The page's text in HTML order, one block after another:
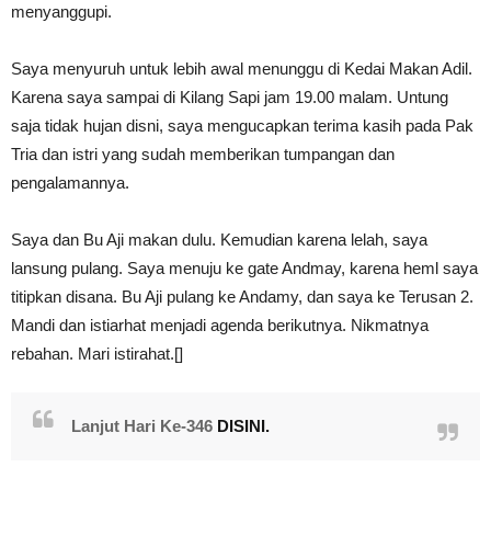
menyanggupi.
Saya menyuruh untuk lebih awal menunggu di Kedai Makan Adil.
Karena saya sampai di Kilang Sapi jam 19.00 malam. Untung
saja tidak hujan disni, saya mengucapkan terima kasih pada Pak
Tria dan istri yang sudah memberikan tumpangan dan
pengalamannya.
Saya dan Bu Aji makan dulu. Kemudian karena lelah, saya
lansung pulang. Saya menuju ke gate Andmay, karena heml saya
titipkan disana. Bu Aji pulang ke Andamy, dan saya ke Terusan 2.
Mandi dan istiarhat menjadi agenda berikutnya. Nikmatnya
rebahan. Mari istirahat.[]
Lanjut Hari Ke-346 DISINI.